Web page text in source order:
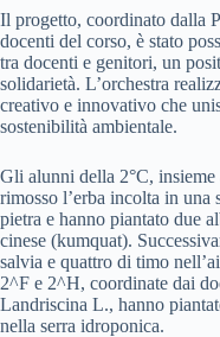
Il progetto, coordinato dalla
docenti del corso, è stato
tra docenti e genitori, un
solidarietà. L’orchestra
creativo e innovativo che
sostenibilità ambientale.
Gli alunni della 2°C, insieme
rimosso l’erba incolta in
pietra e hanno piantato due
cinese (kumquat).
salvia e quattro di timo
2^F e 2^H, coordinate dai
Landriscina L., hanno
nella serra idroponica.